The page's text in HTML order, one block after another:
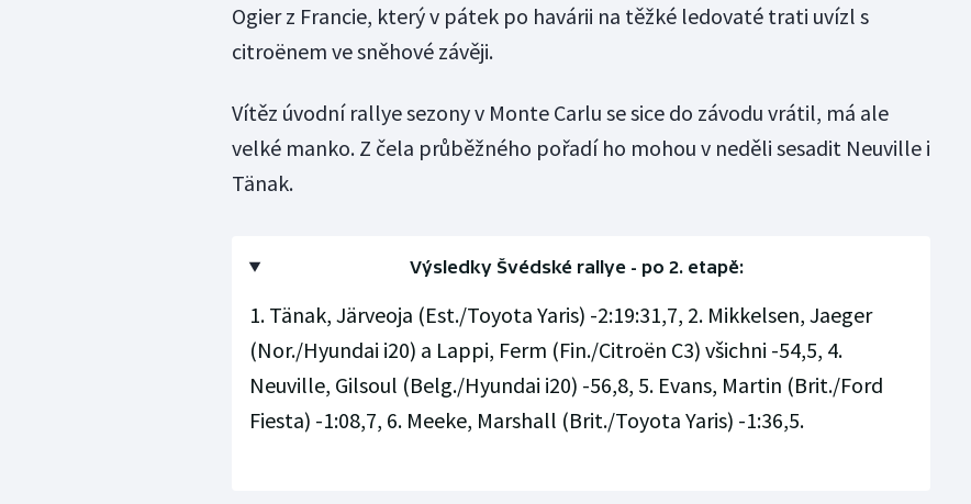
Ogier z Francie, který v pátek po havárii na těžké ledovaté trati uvízl s
citroënem ve sněhové závěji.
Vítěz úvodní rallye sezony v Monte Carlu se sice do závodu vrátil, má ale
velké manko. Z čela průběžného pořadí ho mohou v neděli sesadit Neuville i
Tänak.
Výsledky Švédské rallye - po 2. etapě:
1. Tänak, Järveoja (Est./Toyota Yaris) -2:19:31,7, 2. Mikkelsen, Jaeger
(Nor./Hyundai i20) a Lappi, Ferm (Fin./Citroën C3) všichni -54,5, 4.
Neuville, Gilsoul (Belg./Hyundai i20) -56,8, 5. Evans, Martin (Brit./Ford
Fiesta) -1:08,7, 6. Meeke, Marshall (Brit./Toyota Yaris) -1:36,5.